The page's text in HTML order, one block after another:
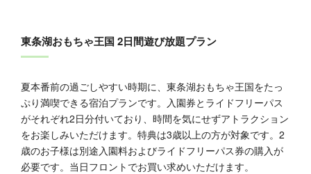
東条湖おもちゃ王国 2日間遊び放題プラン
夏本番前の過ごしやすい時期に、東条湖おもちゃ王国をたっ
ぷり満喫できる宿泊プランです。入園券とライドフリーパス
がそれぞれ2日分付いており、時間を気にせずアトラクション
をお楽しみいただけます。特典は3歳以上の方が対象です。2
歳のお子様は別途入園料およびライドフリーパス券の購入が
必要です。当日フロントでお買い求めいただけます。